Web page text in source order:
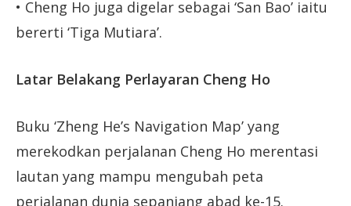
• Cheng Ho juga digelar sebagai ‘San Bao’ iaitu
bererti ‘Tiga Mutiara’.
Latar Belakang Perlayaran Cheng Ho
Buku ‘Zheng He’s Navigation Map’ yang
merekodkan perjalanan Cheng Ho merentasi
lautan yang mampu mengubah peta
perjalanan dunia sepanjang abad ke-15.